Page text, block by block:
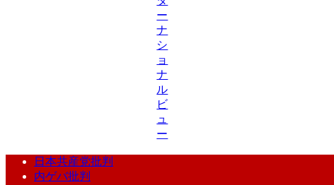
ー
ナ
シ
ョ
ナ
ル
ビ
ュ
ー
日本共産党批判
内ゲバ批判